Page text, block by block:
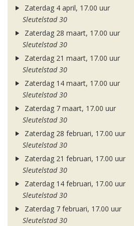
Zaterdag 4 april, 17.00 uur
Sleutelstad 30
Zaterdag 28 maart, 17.00 uur
Sleutelstad 30
Zaterdag 21 maart, 17.00 uur
Sleutelstad 30
Zaterdag 14 maart, 17.00 uur
Sleutelstad 30
Zaterdag 7 maart, 17.00 uur
Sleutelstad 30
Zaterdag 28 februari, 17.00 uur
Sleutelstad 30
Zaterdag 21 februari, 17.00 uur
Sleutelstad 30
Zaterdag 14 februari, 17.00 uur
Sleutelstad 30
Zaterdag 7 februari, 17.00 uur
Sleutelstad 30